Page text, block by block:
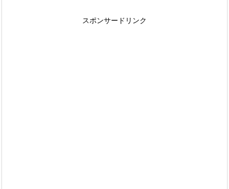
スポンサードリンク